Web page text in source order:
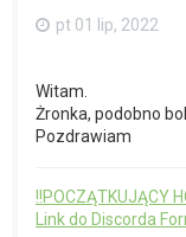
pt 01 lip, 2022
Witam.
Żronka, podobno
Pozdrawiam
!!POCZĄTKUJĄCY
Link do Discorda